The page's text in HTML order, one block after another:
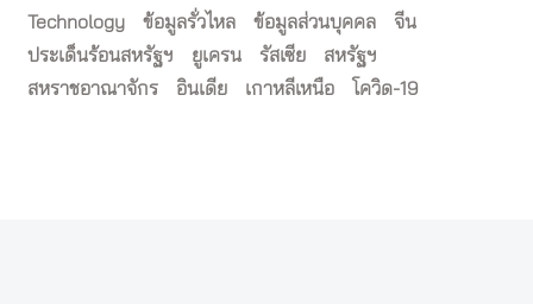
Technology
ข้อมูลรั่วไหล ข้อมูลส่วนบุคคล
จีน
ประเด็นร้อนสหรัฐฯ
ยูเครน รัสเซีย
สหรัฐฯ
สหราชอาณาจักร
อินเดีย เกาหลีเหนือ โควิด-19